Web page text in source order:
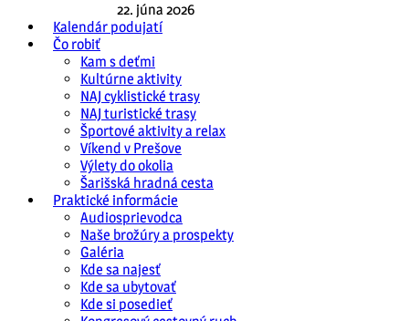
22. júna 2026
Kalendár podujatí
Čo robiť
Kam s deťmi
Kultúrne aktivity
NAJ cyklistické trasy
NAJ turistické trasy
Športové aktivity a relax
Víkend v Prešove
Výlety do okolia
Šarišská hradná cesta
Praktické informácie
Audiosprievodca
Naše brožúry a prospekty
Galéria
Kde sa najesť
Kde sa ubytovať
Kde si posedieť